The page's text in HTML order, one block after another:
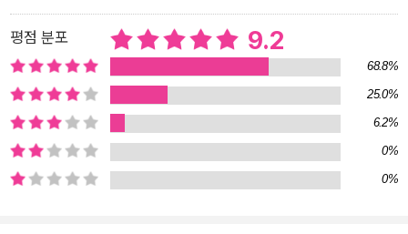
인 보디 케인은 졸업한 고등학교로부터 팟캐스트 강연 초청을 받고 2
3년 만에 모교로 돌아간다. 그리고 그 자리에서 한 학생이 ‘탈리아 사
건’을 다루고 싶다며 보디의 도움을 청한다. 탈리아는 보디 케인의 룸
메이트로 23년 전, 수영장에서 살해당했으며 아직까지도 온라인에서
심심하면 언급이 되는 ‘미스터리’이다. 그녀의 죽음이 세간의 이목을
모은 이유는 1) 그녀가 어리고 예쁘고 부유하며 2) 대중들이 범인으
로 지목된 ‘오마르’가 흑인이라는 이유로 감옥에 억울하게 들어갔고
평점 분포 9.2
68.8%
25.0%
6.2%
0%
0%